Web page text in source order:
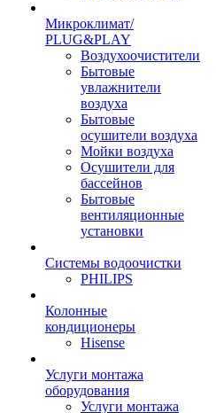
Микроклимат/
PLUG&PLAY
Воздухоочистители
Бытовые
увлажнители
воздуха
Бытовые
осушители воздуха
Мойки воздуха
Осушители для
бассейнов
Бытовые
вентиляционные
установки
Системы водоочистки
PHILIPS
Колонные
кондиционеры
Hisense
Услуги монтажа
оборудования
Услуги монтажа